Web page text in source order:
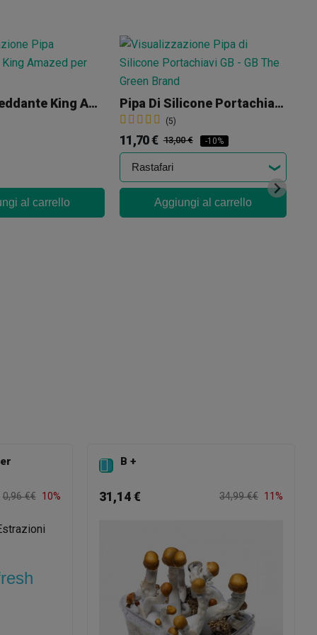
Pipa Raffreddante King Amazed
al carrello
Pipa Di Silicone Portachiavi GB
(5)
11,70 € 13,00 € -10%
Aggiungi al carrello
0,96 €€ 10%
 B +
31,14 € 34,99 €€ 11%